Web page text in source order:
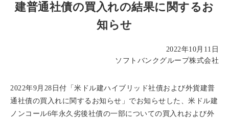
建普通社債の買入れの結果に関するお
知らせ
2022年10月11日
ソフトバンクグループ株式会社
2022年9月28日付「米ドル建ハイブリッド社債および外貨建普
通社債の買入れに関するお知らせ」でお知らせした、米ドル建
ノンコール6年永久劣後社債の一部についての買入れおよび外